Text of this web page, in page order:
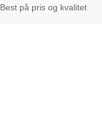
Best på pris og kvalitet